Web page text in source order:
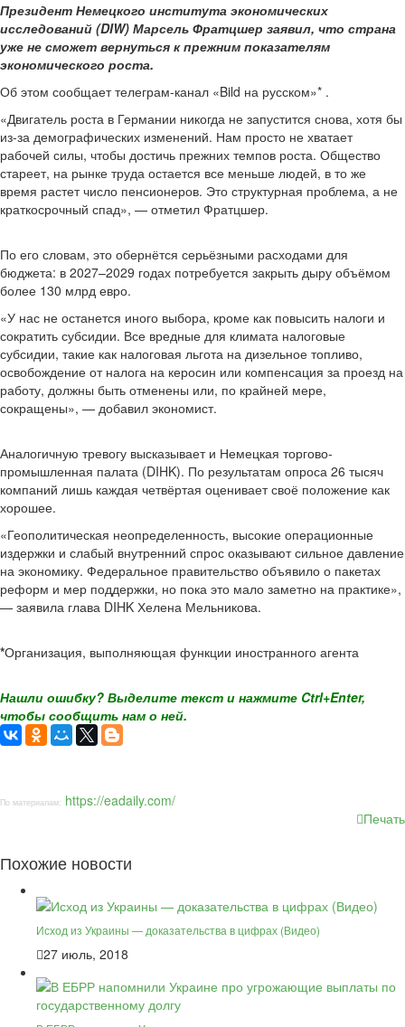
Президент Немецкого института экономических
исследований (DIW) Марсель Фратцшер заявил, что страна
уже не сможет вернуться к прежним показателям
экономического роста.
Об этом сообщает телеграм-канал «Bild на русском»* .
«Двигатель роста в Германии никогда не запустится снова, хотя бы
из-за демографических изменений. Нам просто не хватает
рабочей силы, чтобы достичь прежних темпов роста. Общество
стареет, на рынке труда остается все меньше людей, в то же
время растет число пенсионеров. Это структурная проблема, а не
краткосрочный спад», — отметил Фратцшер.
По его словам, это обернётся серьёзными расходами для
бюджета: в 2027–2029 годах потребуется закрыть дыру объёмом
более 130 млрд евро.
«У нас не останется иного выбора, кроме как повысить налоги и
сократить субсидии. Все вредные для климата налоговые
субсидии, такие как налоговая льгота на дизельное топливо,
освобождение от налога на керосин или компенсация за проезд на
работу, должны быть отменены или, по крайней мере,
сокращены», — добавил экономист.
Аналогичную тревогу высказывает и Немецкая торгово-
промышленная палата (DIHK). По результатам опроса 26 тысяч
компаний лишь каждая четвёртая оценивает своё положение как
хорошее.
«Геополитическая неопределенность, высокие операционные
издержки и слабый внутренний спрос оказывают сильное давление
на экономику. Федеральное правительство объявило о пакетах
реформ и мер поддержки, но пока это мало заметно на практике»,
— заявила глава DIHK Хелена Мельникова.
*Организация, выполняющая функции иностранного агента
Нашли ошибку? Выделите текст и нажмите Ctrl+Enter,
чтобы сообщить нам о ней.
По материалам: https://eadaily.com/
Печать
Похожие новости
Исход из Украины — доказательства в цифрах (Видео)
27 июль, 2018